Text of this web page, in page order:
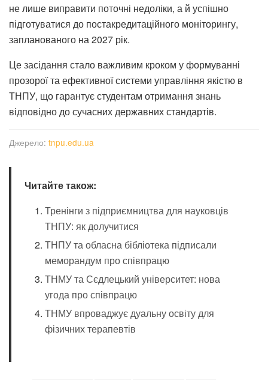
не лише виправити поточні недоліки, а й успішно
підготуватися до постакредитаційного моніторингу,
запланованого на 2027 рік.
Це засідання стало важливим кроком у формуванні
прозорої та ефективної системи управління якістю в
ТНПУ, що гарантує студентам отримання знань
відповідно до сучасних державних стандартів.
Джерело: tnpu.edu.ua
Читайте також:
Тренінги з підприємництва для науковців
ТНПУ: як долучитися
ТНПУ та обласна бібліотека підписали
меморандум про співпрацю
ТНМУ та Сєдлецький університет: нова
угода про співпрацю
ТНМУ впроваджує дуальну освіту для
фізичних терапевтів